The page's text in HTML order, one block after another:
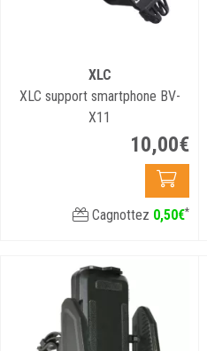
XLC
XLC support smartphone BV-
X11
10,00€
Cagnottez 0,50€*